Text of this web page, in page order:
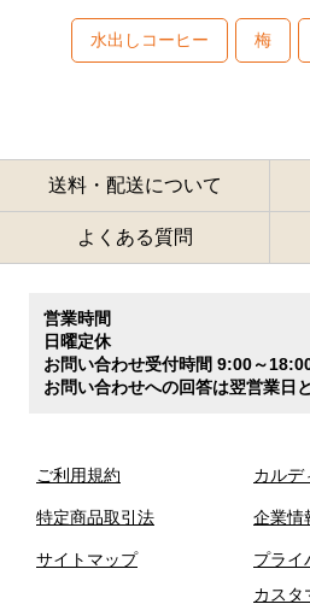
水出しコーヒー 梅
送料・配送について
よくある質問
営業時間
日曜定休
お問い合わせ受付時間 9:00～
お問い合わせへの回答は翌営業日
ご利用規約
特定商品取引法
サイトマップ
カルデ
企業情
プライ
カスタ